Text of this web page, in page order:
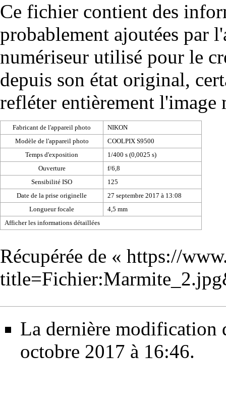
Ce fichier contient des
probablement ajoutées par
numériseur utilisé pour le
depuis son état original,
refléter entièrement l'image
Fabricant de l'appareil photo
NIKON
Modèle de l'appareil photo
COOLPIX S9500
Temps d'exposition
1/400 s (0,0025 s)
Ouverture
f/6,8
Sensibilité ISO
125
Date de la prise originelle
27 septembre 2017 à 13:08
Longueur focale
4,5 mm
Afficher les informations détaillées
Récupérée de « https://
La dernière modification
octobre 2017 à 16:46.